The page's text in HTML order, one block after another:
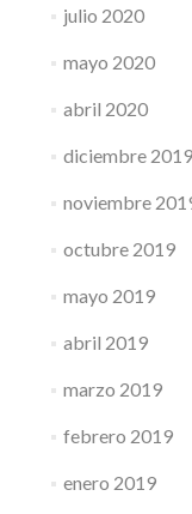
julio 2020
mayo 2020
abril 2020
diciembre 2019
noviembre
octubre 2019
mayo 2019
abril 2019
marzo 2019
febrero 2019
enero 2019